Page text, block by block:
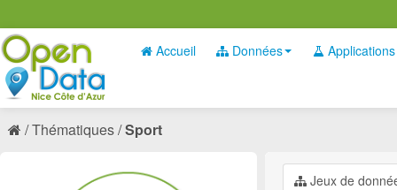
Accueil Données Applications
Thématiques Sport
Jeux de